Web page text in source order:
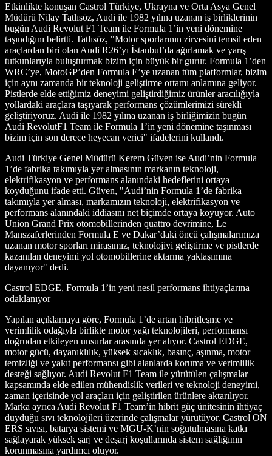
Etkinlikte konuşan Castrol Türkiye, Ukrayna ve Orta Asya Genel
Müdürü Nilay Tatlısöz, Audi ile 1982 yılına uzanan iş birliklerinin
bugün Audi Revolut F1 Team ile Formula 1’in yeni dönemine
taşındığını belirtti. Tatlısöz, "Motor sporlarının zirvesini temsil eden
araçlardan biri olan Audi R26’yı İstanbul’da ağırlamak ve yarış
tutkunlarıyla buluşturmak bizim için büyük bir gurur. Formula 1’den
WRC’ye, MotoGP’den Formula E’ye uzanan tüm platformlar, bizim
için aynı zamanda bir teknoloji geliştirme ortamı anlamına geliyor.
Pistlerde elde ettiğimiz deneyimi geliştirdiğimiz ürünler aracılığıyla
yollardaki araçlara taşıyarak performans çözümlerimizi sürekli
geliştiriyoruz. Audi ile 1982 yılına uzanan iş birliğimizin bugün
Audi RevolutF1 Team ile Formula 1’in yeni dönemine taşınması
bizim için son derece heyecan verici" ifadelerini kullandı.
Audi Türkiye Genel Müdürü Kerem Güven ise Audi’nin Formula
1’de fabrika takımıyla yer almasının markanın teknoloji,
elektrifikasyon ve performans alanındaki hedeflerini ortaya
koyduğunu ifade etti. Güven, "Audi’nin Formula 1’de fabrika
takımıyla yer alması, markamızın teknoloji, elektrifikasyon ve
performans alanındaki iddiasını net biçimde ortaya koyuyor. Auto
Union Grand Prix otomobillerinden quattro devrimine, Le
Manszaferlerinden Formula E ve Dakar’daki öncü çalışmalarımıza
uzanan motor sporları mirasımız, teknolojiyi geliştirme ve pistlerde
kazanılan deneyimi yol otomobillerine aktarma yaklaşımına
dayanıyor" dedi.
Castrol EDGE, Formula 1’in yeni nesil performans ihtiyaçlarına
odaklanıyor
Yapılan açıklamaya göre, Formula 1’de artan hibritleşme ve
verimlilik odağıyla birlikte motor yağı teknolojileri, performansı
doğrudan etkileyen unsurlar arasında yer alıyor. Castrol EDGE,
motor gücü, dayanıklılık, yüksek sıcaklık, basınç, aşınma, motor
temizliği ve yakıt performansı gibi alanlarda koruma ve verimlilik
desteği sağlıyor. Audi Revolut F1 Team ile yürütülen çalışmalar
kapsamında elde edilen mühendislik verileri ve teknoloji deneyimi,
zaman içerisinde yol araçları için geliştirilen ürünlere aktarılıyor.
Marka ayrıca Audi Revolut F1 Team’in hibrit güç ünitesinin ihtiyaç
duyduğu sıvı teknolojileri üzerinde çalışmalar yürütüyor. Castrol ON
ERS sıvısı, batarya sistemi ve MGU-K’nin soğutulmasına katkı
sağlayarak yüksek şarj ve deşarj koşullarında sistem sağlığının
korunmasına yardımcı oluyor.